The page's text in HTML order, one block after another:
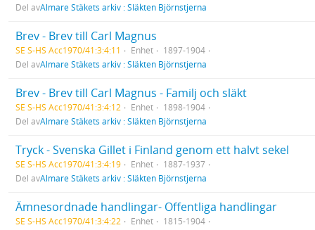
Del avAlmare Stäkets arkiv : Släkten Björnstjerna
Brev - Brev till Carl Magnus
SE S-HS Acc1970/41:3:4:11 Enhet
1897-1904
Del avAlmare Stäkets arkiv : Släkten Björnstjerna
Brev - Brev till Carl Magnus - Familj och släkt
SE S-HS Acc1970/41:3:4:12 Enhet
1898-1904
Del avAlmare Stäkets arkiv : Släkten Björnstjerna
Tryck - Svenska Gillet i Finland genom ett halvt sekel
SE S-HS Acc1970/41:3:4:19 Enhet
1887-1937
Del avAlmare Stäkets arkiv : Släkten Björnstjerna
Ämnesordnade handlingar- Offentliga handlingar
SE S-HS Acc1970/41:3:4:22 Enhet
1815-1904